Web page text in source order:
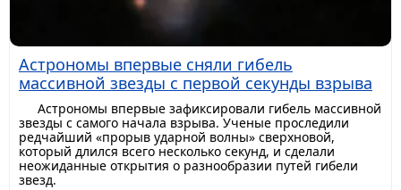
Астрономы впервые сняли гибель
массивной звезды с первой секунды взрыва
Астрономы впервые зафиксировали гибель массивной
звезды с самого начала взрыва. Ученые проследили
редчайший «прорыв ударной волны» сверхновой,
который длился всего несколько секунд, и сделали
неожиданные открытия о разнообразии путей гибели
звезд.